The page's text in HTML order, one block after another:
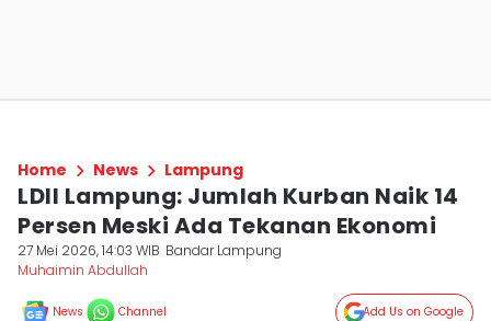
Home News Lampung
LDII Lampung: Jumlah Kurban Naik 14
Persen Meski Ada Tekanan Ekonomi
27 Mei 2026, 14:03 WIB Bandar Lampung
Muhaimin Abdullah
News Channel Add Us on Google